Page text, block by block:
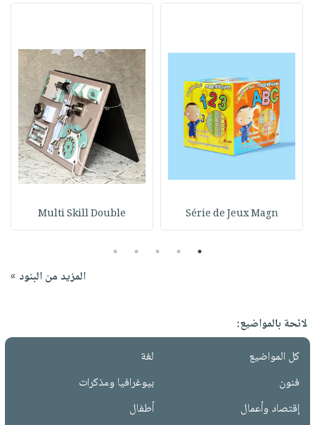
Série de Jeux Magn
Multi Skill Double
1
2
3
4
5
المزيد من البنود »
لائحة بالمواضيع:
كل المواضيع
لغة
فنون
بيوغرافيا ومذكرات
إقتصاد وأعمال
أطفال